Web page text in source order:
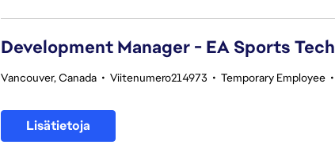
Development Manager - EA Sports Tech
Vancouver, Canada • Viitenumero214973 • Temporary Employee •
Lisätietoja